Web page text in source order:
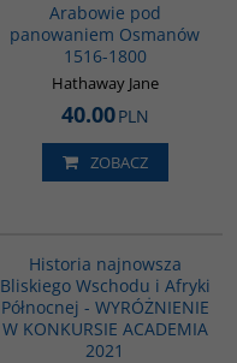
Arabowie pod
panowaniem Osmanów
1516-1800
Hathaway Jane
40.00PLN
ZOBACZ
Historia najnowsza
Bliskiego Wschodu i Afryki
Północnej - WYRÓŻNIENIE
W KONKURSIE ACADEMIA
2021